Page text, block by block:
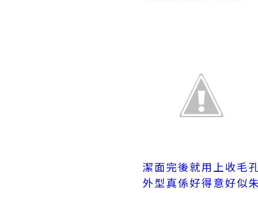
潔面完後就用上收
外型真係好得意好似